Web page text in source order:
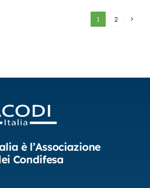
1 2
è l’Associazione
Condifesa